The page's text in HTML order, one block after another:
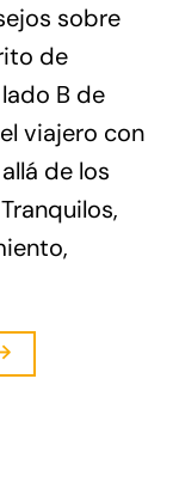
sobre
de
B de
viajero con
de los